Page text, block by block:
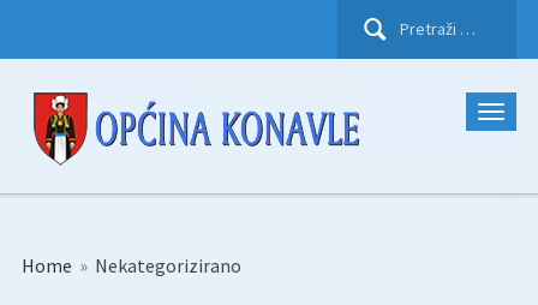
Pretraži:
Home » Nekategorizirano